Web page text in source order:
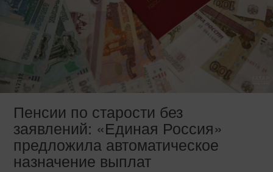
Пенсии по старости без
заявлений: «Единая Россия»
предложила автоматическое
назначение выплат